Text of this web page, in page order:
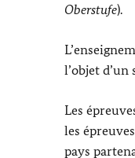
Oberstufe).
l’objet
Les
les
pays